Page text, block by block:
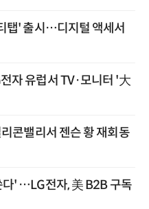
탭' 출시…디지털 액세서
자 유럽서 TV·모니터 '大
콘밸리서 젠슨 황 재회동
' …LG전자, 美 B2B 구독